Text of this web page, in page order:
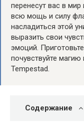
перенесут вас в
всю мощь и силу
насладиться этой
выразить свои
эмоций.
почувствуйте
Tempestad.
Содержание